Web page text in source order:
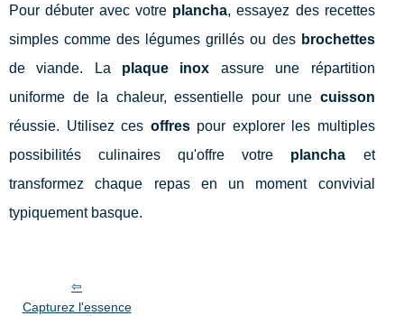
Pour débuter avec votre plancha, essayez des recettes
simples comme des légumes grillés ou des brochettes
de viande. La plaque inox assure une répartition
uniforme de la chaleur, essentielle pour une cuisson
réussie. Utilisez ces offrespour explorer les multiples
possibilités culinaires qu'offre votre plancha et
transformez chaque repas en un moment convivial
typiquement basque.
Capturez l'essence